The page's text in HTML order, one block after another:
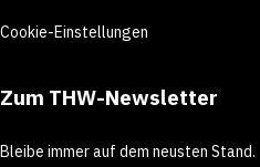
Cookie-Einstellungen
Zum THW-Newsletter
Bleibe immer auf dem neusten Stand.